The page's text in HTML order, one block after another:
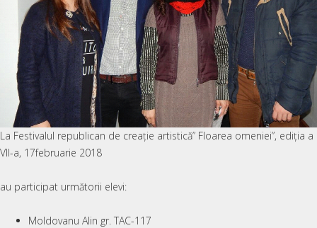
La Festivalul republican de creație artistică” Floarea omeniei”, ediția a
VII-a, 17februarie 2018
au participat următorii elevi:
Moldovanu Alin gr. TAC-117